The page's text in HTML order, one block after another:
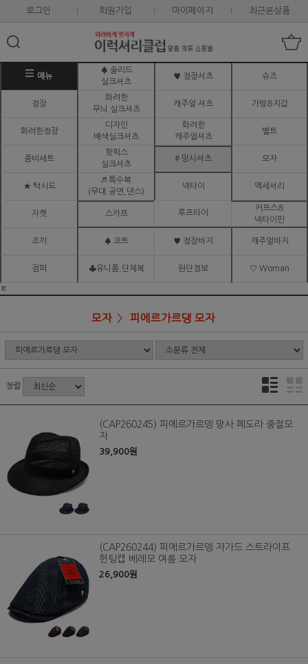
로그인 회원가입 마이페이지 최근본상품
메뉴
♠ 솔리드
실크셔츠
♥ 정장셔츠 슈즈
정장
화려한
무늬 실크셔츠
캐주얼 셔츠 가방&지갑
화려한정장
디자인
배색실크셔츠
화려한
캐주얼셔츠
벨트
콤비세트
핫픽스
실크셔츠
# 망사셔츠 모자
★ 턱시도
♬ 특수복
(무대.공연,댄스)
넥타이 액세서리
자켓 스카프 루프타이
커프스&
넥타이핀
조끼 ♠ 코트 ♥ 정장바지 캐주얼바지
점퍼 ♣유니폼,단체복 원단정보 ♡ Woman
ㅌ
모자 피에르가르댕 모자
정렬
(CAP260245) 피에르가르뎅 망사 페도라 중절모
자
39,900원
(CAP260244) 피에르가르뎅 자가드 스트라이프
헌팅캡 베레모 여름 모자
26,900원